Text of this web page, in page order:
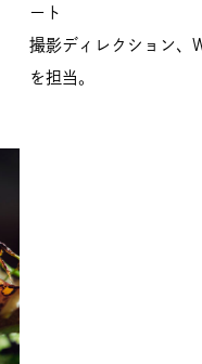
ート
撮影ディレクション、
を担当。